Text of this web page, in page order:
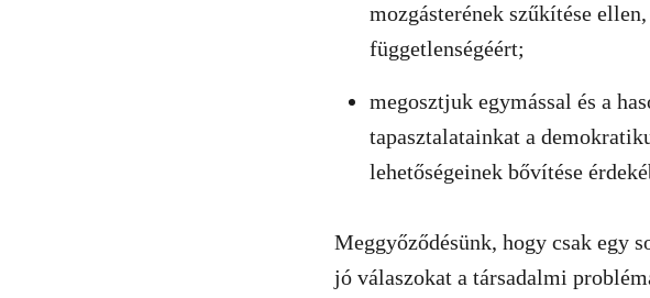
mozgásterének szűkítése
függetlenségéért;
megosztjuk egymással és a
tapasztalatainkat a
lehetőségeinek bővítése
Meggyőződésünk, hogy csak egy
jó válaszokat a társadalmi